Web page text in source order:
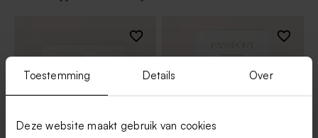
Toestemming Details Over
Deze website maakt gebruik van cookies